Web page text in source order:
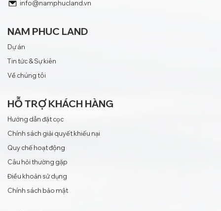
info@namphucland.vn
NAM PHUC LAND
Dự án
Tin tức & Sự kiên
Về chúng tôi
HỖ TRỢ KHÁCH HÀNG
Hướng dẫn đặt cọc
Chính sách giải quyết khiếu nại
Quy chế hoạt động
Câu hỏi thường gặp
Điều khoản sử dụng
Chính sách bảo mật